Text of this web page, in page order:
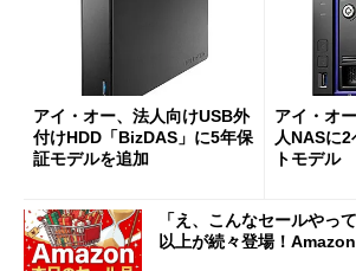
アイ・オー、法人向けUSB外
付けHDD「BizDAS」に5年保
証モデルを追加
アイ・オ
人NASに
トモデル
「え、こんなセールやっ
以上が続々登場！